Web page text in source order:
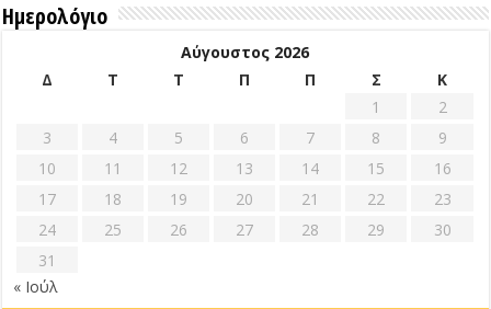
Ημερολόγιο
Αύγουστος 2026
Δ
Τ Τ Π Π Σ
Κ
1
2
3
4 5 6 7 8
9
10
11 12 13 14 15
16
17
18 19 20 21 22
23
24
25 26 27 28 29
30
31
« Ιούλ